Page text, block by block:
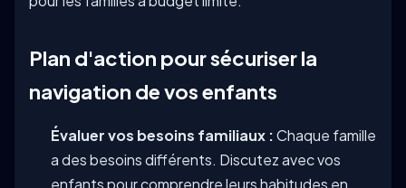
Plan d'action pour sécuriser la
navigation de vos enfants
Évaluer vos besoins familiaux :Chaque famille
a des besoins différents. Discutez avec vos
enfants pour comprendre leurs habitudes en